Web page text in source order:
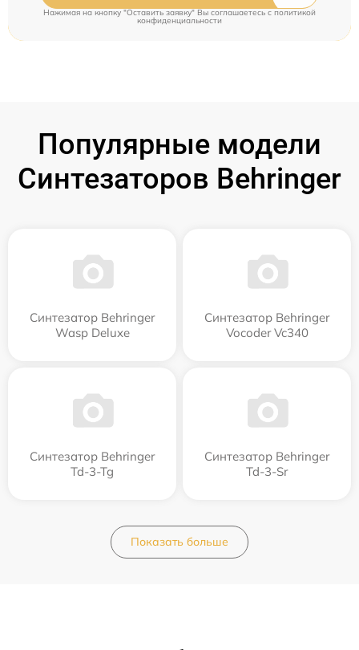
Нажимая на кнопку "Оставить заявку" Вы соглашаетесь cполитикой
конфиденциальности
Популярные модели
Синтезаторов Behringer
Синтезатор Behringer
Wasp Deluxe
Синтезатор Behringer
Vocoder Vc340
Синтезатор Behringer
Td-3-Tg
Синтезатор Behringer
Td-3-Sr
Показать больше